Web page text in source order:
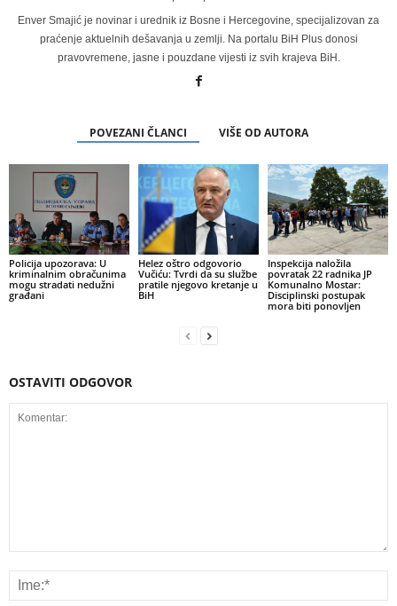
Enver Smajić je novinar i urednik iz Bosne i Hercegovine, specijalizovan za
praćenje aktuelnih dešavanja u zemlji. Na portalu BiH Plus donosi
pravovremene, jasne i pouzdane vijesti iz svih krajeva BiH.
POVEZANI ČLANCI VIŠE OD AUTORA
Policija upozorava: U
kriminalnim obračunima
mogu stradati nedužni
građani
Helez oštro odgovorio
Vučiću: Tvrdi da su službe
pratile njegovo kretanje u
BiH
Inspekcija naložila
povratak 22 radnika JP
Komunalno Mostar:
Disciplinski postupak
mora biti ponovljen
OSTAVITI ODGOVOR